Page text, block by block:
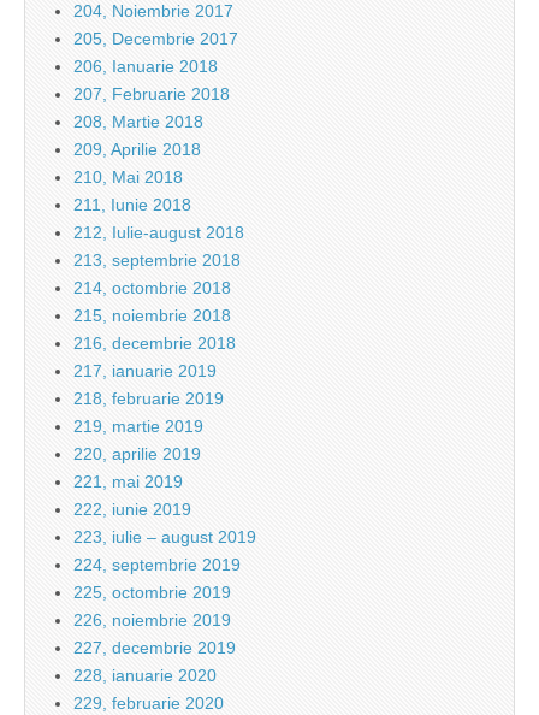
204, Noiembrie 2017
205, Decembrie 2017
206, Ianuarie 2018
207, Februarie 2018
208, Martie 2018
209, Aprilie 2018
210, Mai 2018
211, Iunie 2018
212, Iulie-august 2018
213, septembrie 2018
214, octombrie 2018
215, noiembrie 2018
216, decembrie 2018
217, ianuarie 2019
218, februarie 2019
219, martie 2019
220, aprilie 2019
221, mai 2019
222, iunie 2019
223, iulie – august 2019
224, septembrie 2019
225, octombrie 2019
226, noiembrie 2019
227, decembrie 2019
228, ianuarie 2020
229, februarie 2020